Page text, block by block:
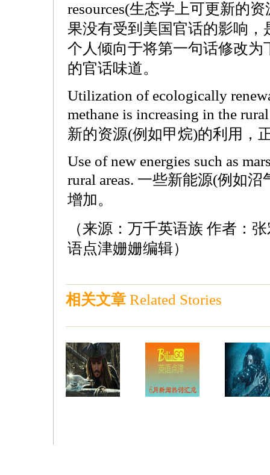
resources(生态学上可更新的
果没有受到美国官话的影响
个人倾向于将第一句话修改
的官话味道。
Utilization of ecologically
methane is increasing in the
新的资源(例如甲烷)的利用，
Use of new energies such as
rural areas. 一些新能源(例如
增加。
（来源：万千英语族 作者：
语点津姗姗编辑）
相关文章 Related Stories